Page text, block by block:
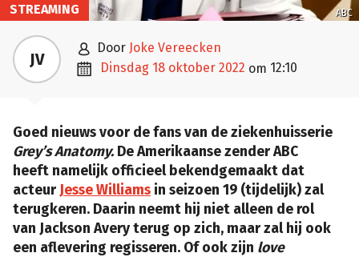
ABC
STREAMING
JV  door Joke Vereecken
 dinsdag 18 oktober 2022 om 12:10
Goed nieuws voor de fans van de ziekenhuisserie
Grey’s Anatomy. De Amerikaanse zender ABC
heeft namelijk officieel bekendgemaakt dat
acteur Jesse Williams in seizoen 19 (tijdelijk) zal
terugkeren. Daarin neemt hij niet alleen de rol
van Jackson Avery terug op zich, maar zal hij ook
een aflevering regisseren. Of ook zijn love